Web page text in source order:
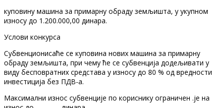
куповину машина за примарну обраду земљишта, у укупном
износу до 1.200.000,00 динара.
Услови конкурса
Субвенционисаће се куповина нових машина за примарну
обраду земљишта, при чему ће се субвенција додељивати у
виду бесповратних средстава у износу до 80 % од вредности
инвестиција без ПДВ-а.
Максимални износ субвенције по кориснику ограничен .је на